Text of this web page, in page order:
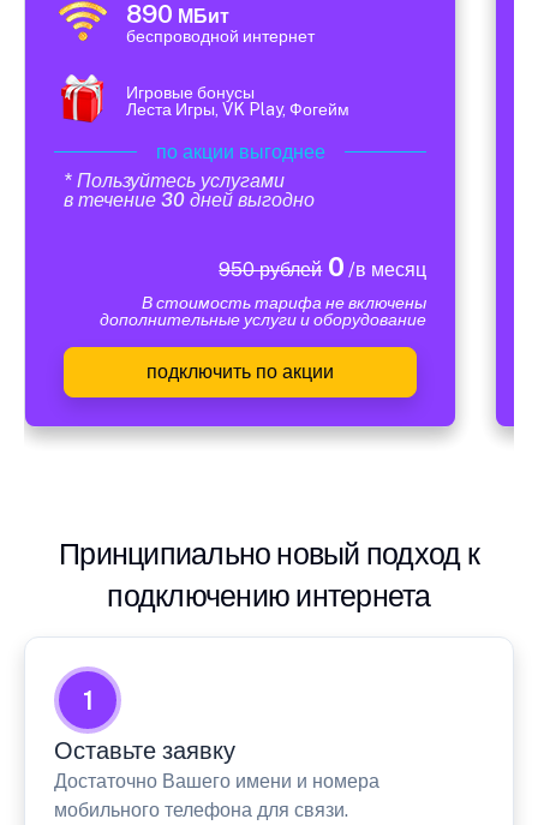
890 МБит
беспроводной интернет
Игровые бонусы
Леста Игры, VK Play, Фогейм
по акции выгоднее
* Пользуйтесь услугами
в течение 30 дней выгодно
950 рублей0 /в месяц
В стоимость тарифа не включены
дополнительные услуги и оборудование
подключить по акции
Принципиально новый подход к
подключению интернета
1
Оставьте заявку
Достаточно Вашего имени и номера
мобильного телефона для связи.